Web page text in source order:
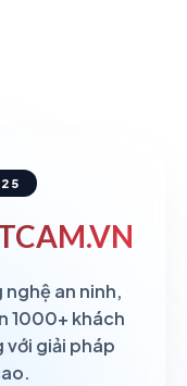
nghệ an ninh,
1000+ khách
với giải pháp